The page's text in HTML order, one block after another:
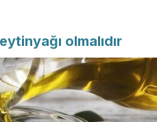
olmalıdır